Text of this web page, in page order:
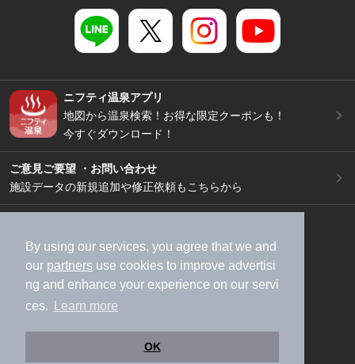
By using our services, you agree that we and
our partners use cookies to improve advertisi
ng and enhance your experience on our servi
ces.
Learn more
OK
ニフティ温泉アプリ
地図から温泉検索！お得な限定クーポンも！
今すぐダウンロード！
ご意見ご要望 ・お問い合わせ
施設データの新規追加や修正依頼もこちらから
加盟店募集（資料請求）
広告出稿のご案内
利用規約
ライフスタイルMEMBERS+規約
特定商取引法に基づく表記
ヘルプ
採用情報
運営会社